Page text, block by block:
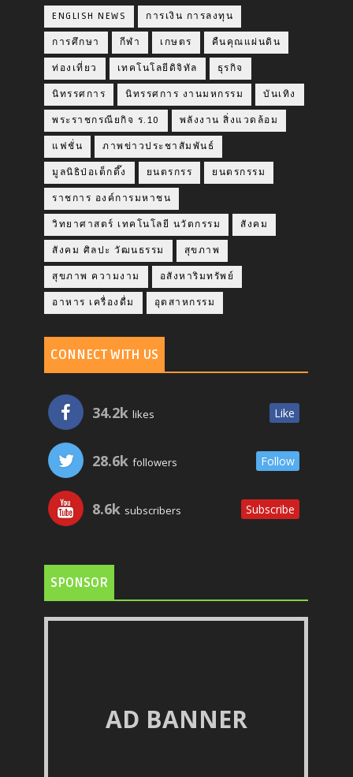
ENGLISH NEWS การเงิน การลงทุน
การศึกษา กีฬา เกษตร คืนคุณแผ่นดิน
ท่องเที่ยว เทคโนโลยีดิจิทัล ธุรกิจ
นิทรรศการ นิทรรศการ งานมหกรรม บันเทิง
พระราชกรณียกิจ ร.10 พลังงาน สิ่งแวดล้อม
แฟชั่น ภาพข่าวประชาสัมพันธ์
มูลนิธิป่อเต็กตึ๊ง ยนตรกรร ยนตรกรรม
ราชการ องค์การมหาชน
วิทยาศาสตร์ เทคโนโลยี นวัตกรรม สังคม
สังคม ศิลปะ วัฒนธรรม สุขภาพ
สุขภาพ ความงาม อสังหาริมทรัพย์
อาหาร เครื่องดื่ม อุตสาหกรรม
CONNECT WITH US
34.2k likes Like
28.6k followers Follow
8.6k subscribers Subscribe
SPONSOR
AD BANNER